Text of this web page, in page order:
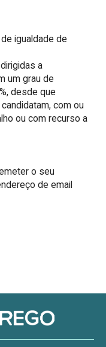
igualdade de
a
um grau de
desde que
com ou
ou com recurso a
o seu
de email